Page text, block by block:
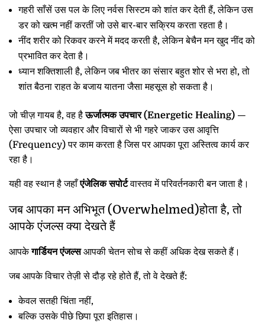
गहरी साँसें उस पल के लिए नर्वस सिस्टम को शांत कर देती हैं, लेकिन उस
डर को खत्म नहीं करतीं जो उसे बार-बार सक्रिय करता रहता है।
नींद शरीर को रिकवर करने में मदद करती है, लेकिन बेचैन मन खुद नींद को
प्रभावित कर देता है।
ध्यान शक्तिशाली है, लेकिन जब भीतर का संसार बहुत शोर से भरा हो, तो
शांत बैठना राहत के बजाय यातना जैसा महसूस हो सकता है।
जो चीज़ गायब है, वह हैऊर्जात्मक उपचार (Energetic Healing) —
ऐसा उपचार जो व्यवहार और विचारों से भी गहरे जाकर उस आवृत्ति
(Frequency) पर काम करता है जिस पर आपका पूरा अस्तित्व कार्य कर
रहा है।
यही वह स्थान है जहाँएंजेलिक सपोर्टवास्तव में परिवर्तनकारी बन जाता है।
जब आपका मन अभिभूत (Overwhelmed)होता है, तो
आपके एंजल्स क्या देखते हैं
आपकेगार्डियन एंजल्सआपकी चेतन सोच से कहीं अधिक देख सकते हैं।
जब आपके विचार तेज़ी से दौड़ रहे होते हैं, तो वे देखते हैं:
केवल सतही चिंता नहीं,
बल्कि उसके पीछे छिपा पूरा इतिहास।